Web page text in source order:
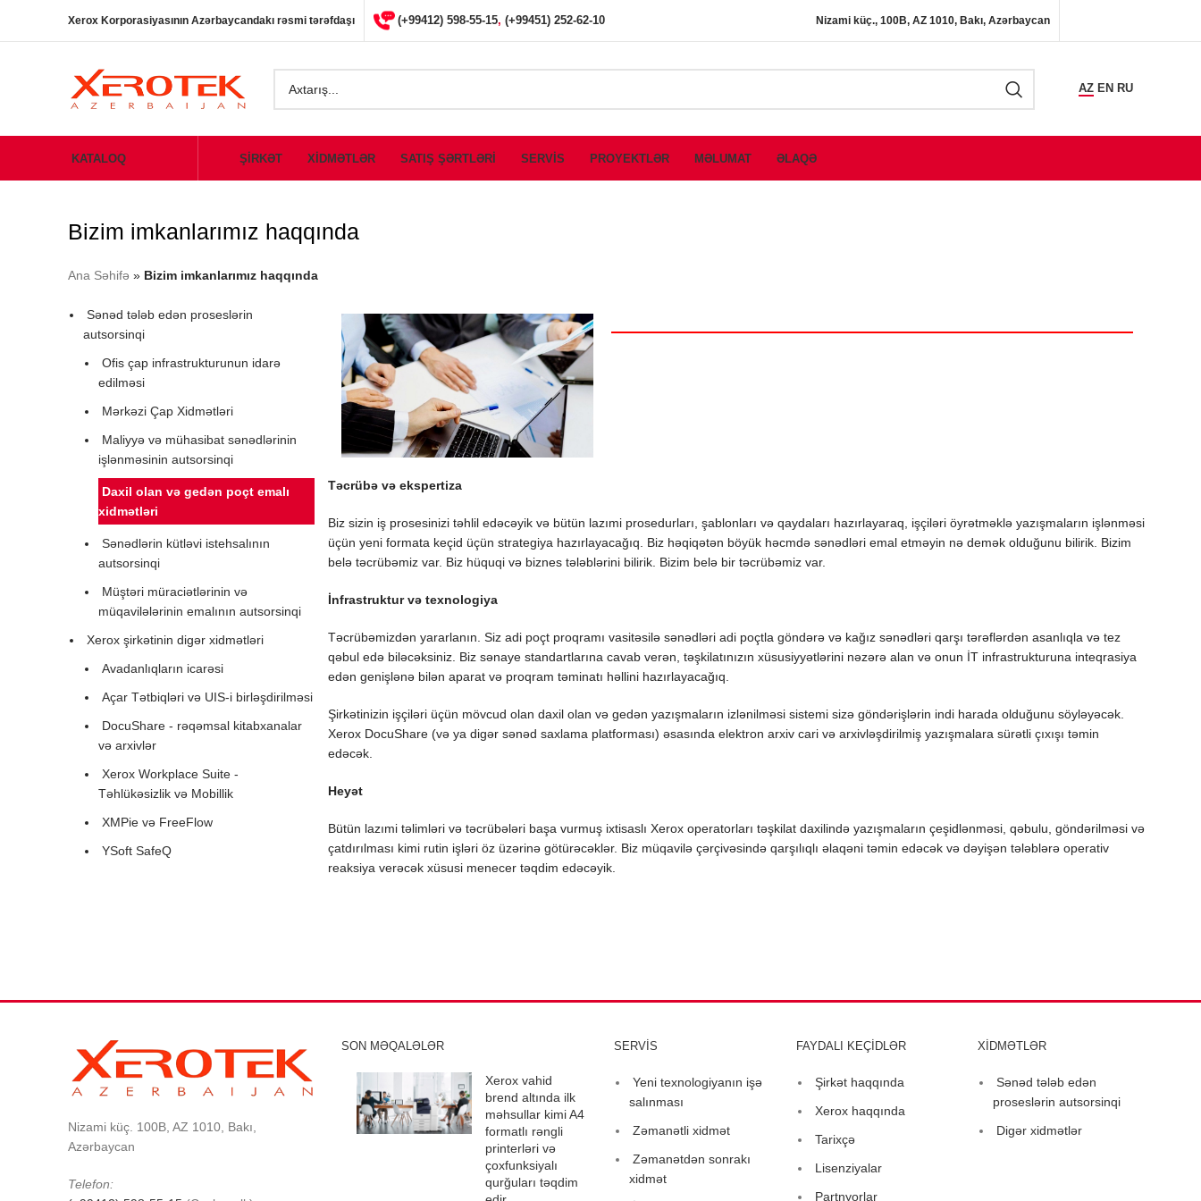
Xerox Korporasiyasının Azərbaycandakı rəsmi tərəfdaşı (+99412) 598-55-15, (+99451) 252-62-10 Nizami küç., 100B, AZ 1010, Bakı, Azərbaycan
AZ EN RU
KATALOQ ŞİRKƏT XİDMƏTLƏR SATIŞ ŞƏRTLƏRİ SERVİS PROYEKTLƏR MƏLUMAT ƏLAQƏ
Bizim imkanlarımız haqqında
Ana Səhifə » Bizim imkanlarımız haqqında
Təcrübə və ekspertiza
Biz sizin iş prosesinizi təhlil edəcəyik və bütün lazımi prosedurları, şablonları və qaydaları hazırlayaraq, işçiləri öyrətməklə yazışmaların işlənməsi
üçün yeni formata keçid üçün strategiya hazırlayacağıq. Biz həqiqətən böyük həcmdə sənədləri emal etməyin nə demək olduğunu bilirik. Bizim
belə təcrübəmiz var. Biz hüquqi və biznes tələblərini bilirik. Bizim belə bir təcrübəmiz var.
İnfrastruktur və texnologiya
Təcrübəmizdən yararlanın. Siz adi poçt proqramı vasitəsilə sənədləri adi poçtla göndərə və kağız sənədləri qarşı tərəflərdən asanlıqla və tez
qəbul edə biləcəksiniz. Biz sənaye standartlarına cavab verən, təşkilatınızın xüsusiyyətlərini nəzərə alan və onun İT infrastrukturuna inteqrasiya
edən genişlənə bilən aparat və proqram təminatı həllini hazırlayacağıq.
Şirkətinizin işçiləri üçün mövcud olan daxil olan və gedən yazışmaların izlənilməsi sistemi sizə göndərişlərin indi harada olduğunu söyləyəcək.
Xerox DocuShare (və ya digər sənəd saxlama platforması) əsasında elektron arxiv cari və arxivləşdirilmiş yazışmalara sürətli çıxışı təmin
edəcək.
Heyət
Bütün lazımi təlimləri və təcrübələri başa vurmuş ixtisaslı Xerox operatorları təşkilat daxilində yazışmaların çeşidlənməsi, qəbulu, göndərilməsi və
çatdırılması kimi rutin işləri öz üzərinə götürəcəklər. Biz müqavilə çərçivəsində qarşılıqlı əlaqəni təmin edəcək və dəyişən tələblərə operativ
reaksiya verəcək xüsusi menecer təqdim edəcəyik.
Sənəd tələb edən proseslərin
autsorsinqi
Ofis çap infrastrukturunun idarə
edilməsi
Mərkəzi Çap Xidmətləri
Maliyyə və mühasibat sənədlərinin
işlənməsinin autsorsinqi
Daxil olan və gedən poçt emalı
xidmətləri
Sənədlərin kütləvi istehsalının
autsorsinqi
Müştəri müraciətlərinin və
müqavilələrinin emalının autsorsinqi
Xerox şirkətinin digər xidmətləri
Avadanlıqların icarəsi
Açar Tətbiqləri və UIS-i birləşdirilməsi
DocuShare - rəqəmsal kitabxanalar
və arxivlər
Xerox Workplace Suite -
Təhlükəsizlik və Mobillik
XMPie və FreeFlow
YSoft SafeQ
Nizami küç. 100B, AZ 1010, Bakı,
Azərbaycan
Telefon:
SON MƏQALƏLƏR
Xerox vahid
brend altında ilk
məhsullar kimi A4
formatlı rəngli
printerləri və
çoxfunksiyalı
qurğuları təqdim
SERVİS
Yeni texnologiyanın işə
salınması
Zəmanətli xidmət
Zəmanətdən sonrakı
xidmət
FAYDALI KEÇİDLƏR
Şirkət haqqında
Xerox haqqında
Tarixçə
Lisenziyalar
Partnyorlar
XİDMƏTLƏR
Sənəd tələb edən
proseslərin autsorsinqi
Digər xidmətlər